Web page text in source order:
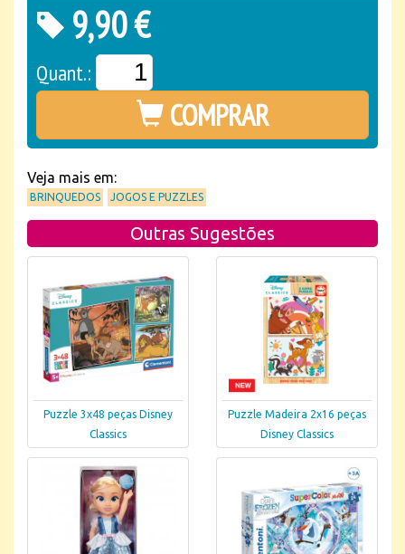
9,90 €
Quant.:
COMPRAR
Veja mais em:
BRINQUEDOS JOGOS E PUZZLES
Outras Sugestões
Puzzle 3x48 peças Disney
Classics
Puzzle Madeira 2x16 peças
Disney Classics